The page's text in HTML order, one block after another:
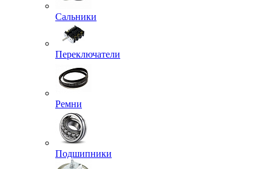
Сальники
Переключатели
Ремни
Подшипники